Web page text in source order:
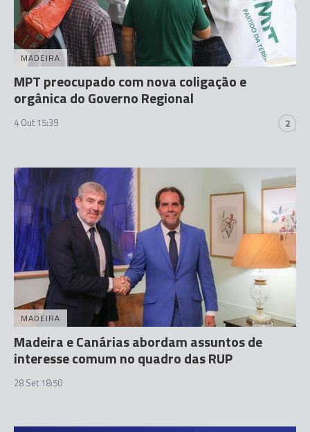
MADEIRA
MPT preocupado com nova coligação e
orgânica do Governo Regional
4 Out 15:39 2
MADEIRA
Madeira e Canárias abordam assuntos de
interesse comum no quadro das RUP
28 Set 18:50